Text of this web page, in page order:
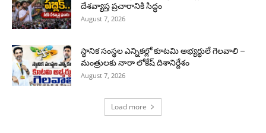
దేశవ్యాప్త ప్రచారానికి సిద్ధం
August 7, 2026
స్థానిక సంస్థల ఎన్నికల్లో కూటమి అభ్యర్థులే గెలవాలి –
మంత్రులకు నారా లోకేష్ దిశానిర్దేశం
August 7, 2026
Load more